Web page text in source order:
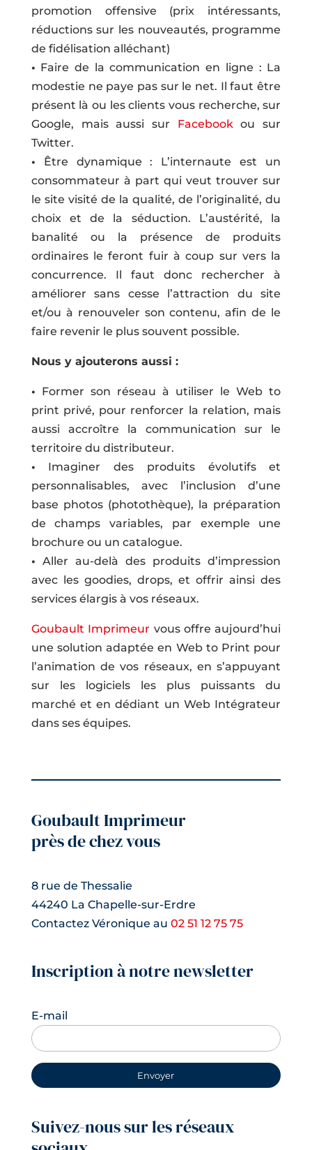
promotion offensive (prix intéressants,
réductions sur les nouveautés, programme
de fidélisation alléchant)
• Faire de la communication en ligne : La
modestie ne paye pas sur le net. Il faut être
présent là ou les clients vous recherche, sur
Google, mais aussi sur Facebookou sur
Twitter.
• Être dynamique : L’internaute est un
consommateur à part qui veut trouver sur
le site visité de la qualité, de l’originalité, du
choix et de la séduction. L’austérité, la
banalité ou la présence de produits
ordinaires le feront fuir à coup sur vers la
concurrence. Il faut donc rechercher à
améliorer sans cesse l’attraction du site
et/ou à renouveler son contenu, afin de le
faire revenir le plus souvent possible.
Nous y ajouterons aussi :
• Former son réseau à utiliser le Web to
print privé, pour renforcer la relation, mais
aussi accroître la communication sur le
territoire du distributeur.
• Imaginer des produits évolutifs et
personnalisables, avec l’inclusion d’une
base photos (photothèque), la préparation
de champs variables, par exemple une
brochure ou un catalogue.
• Aller au-delà des produits d’impression
avec les goodies, drops, et offrir ainsi des
services élargis à vos réseaux.
Goubault Imprimeur vous offre aujourd’hui
une solution adaptée en Web to Print pour
l’animation de vos réseaux, en s’appuyant
sur les logiciels les plus puissants du
marché et en dédiant un Web Intégrateur
dans ses équipes.
Goubault Imprimeur
près de chez vous
8 rue de Thessalie
44240 La Chapelle-sur-Erdre
Contactez Véronique au 02 51 12 75 75
Inscription à notre newsletter
E-mail
Suivez-nous sur les réseaux